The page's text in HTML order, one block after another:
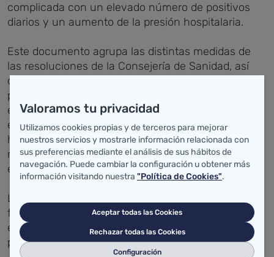
complicada con un elevado número de positivos
diarios y un aumento de la presión hospitalaria.
Este documento agrupa las distintas medidas de
las resoluciones de la Consejería de Sanidad, así
como las introducidas por los decretos del
presidente regional, Miguel Ángel Revilla, que
establecen medidas específicas para Cantabria, en
el ámbito de la libre circulación de personas en
horario nocturno, junto a las limitaciones de
movilidad para salir de la comunidad autónoma y
entre municipios.
La guía resuelve así algunas de las dudas más
frecuentes actualmente y da luz a situaciones
específicas para facilitar que las medidas puedan
ponerse en práctica.
Valoramos tu privacidad
Utilizamos cookies propias y de terceros para mejorar
nuestros servicios y mostrarle información relacionada con
sus preferencias mediante el análisis de sus hábitos de
navegación. Puede cambiar la configuración u obtener más
información visitando nuestra "Política de Cookies".
Aceptar todas las Cookies
Rechazar todas las Cookies
Configuración